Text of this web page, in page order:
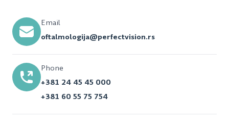
Email
oftalmologija@perfectvision.rs
Phone
+381 24 45 45 000
+381 60 55 75 754